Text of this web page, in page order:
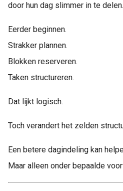
door hun dag slimmer in te delen.
Eerder beginnen.
Strakker plannen.
Blokken reserveren.
Taken structureren.
Dat lijkt logisch.
Toch verandert het zelden
Een betere dagindeling kan
Maar alleen onder bepaalde